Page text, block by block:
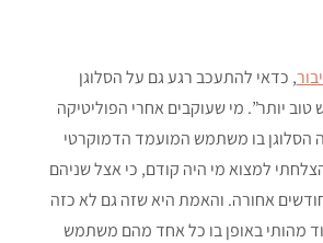
, כדאי להתעכב רגע גם על הסלוגן
יותר”. מי שעוקבים אחרי הפוליטיקה
הסלוגן בו משתמש המועמד הדמוקרטי
הצלחתי למצוא מי היה קודם, כי אצל שניהם
אחורה. והאמת היא שזה גם לא כזה
מהותי באופן בו כל אחד מהם משתמש